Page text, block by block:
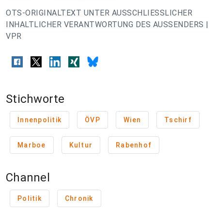
OTS-ORIGINALTEXT UNTER AUSSCHLIESSLICHER
INHALTLICHER VERANTWORTUNG DES AUSSENDERS |
VPR
Stichworte
Innenpolitik ÖVP Wien Tschirf
Marboe Kultur Rabenhof
Channel
Politik Chronik